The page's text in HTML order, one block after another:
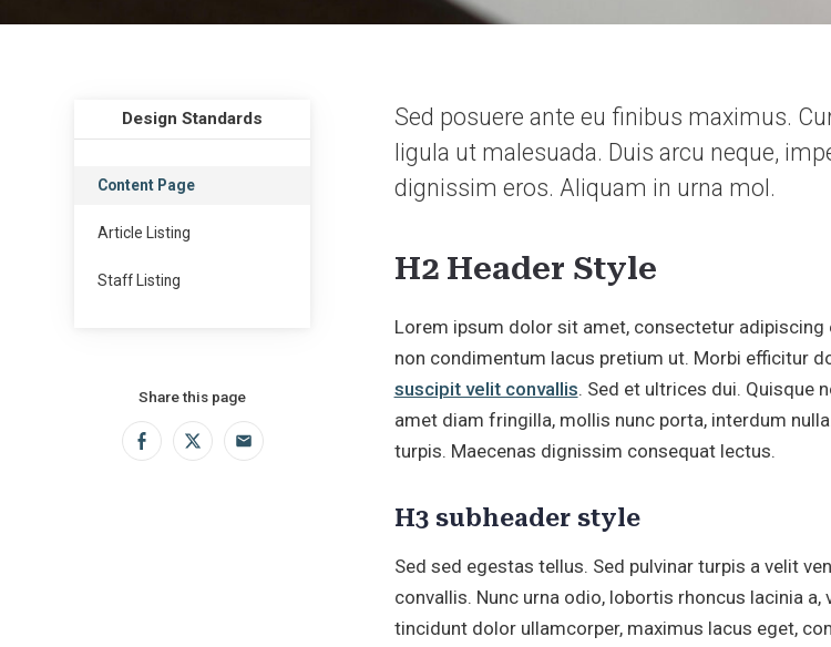
Sed posuere ante eu finibus maximus.
ligula ut malesuada. Duis arcu neque,
dignissim eros. Aliquam in urna mol.
H2 Header Style
Lorem ipsum dolor sit amet, consectetur
non condimentum lacus pretium ut. Morbi efficitur
suscipit velit convallis. Sed et ultrices dui. Quisque
amet diam fringilla, mollis nunc porta, interdum
turpis. Maecenas dignissim consequat lectus.
H3 subheader style
Sed sed egestas tellus. Sed pulvinar turpis a velit
convallis. Nunc urna odio, lobortis rhoncus lacinia a,
tincidunt dolor ullamcorper, maximus lacus eget,
Design Standards
Content Page
Article Listing
Staff Listing
Share this page
Facebook
TwitterEmail